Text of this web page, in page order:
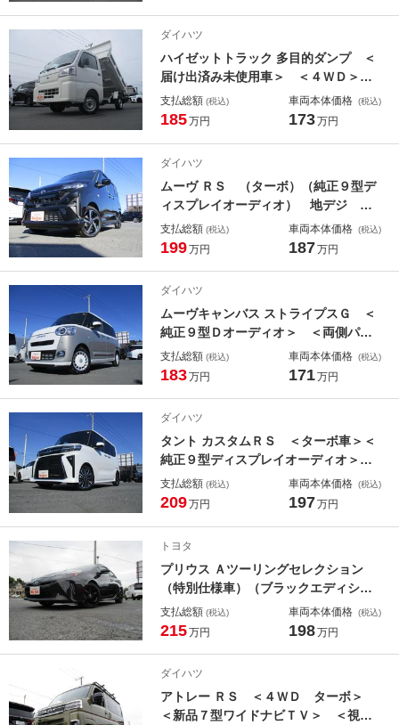
ュレーター バックモニター ＥＴＣ
ダイハツ
ハイゼットトラック 多目的ダンプ ＜
届け出済み未使用車＞ ＜４ＷＤ＞
＜多目的ダンプ＞ ＜電動式＞ スマ
ートアシスト ス－パーデフロッ
開放可 アイドリングストップ
支払総額 (税込)
185万円
車両本体価格 (税込)
173万円
ダイハツ
ムーヴ ＲＳ （ターボ）（純正９型デ
ィスプレイオーディオ） 地デジ 両
側パワースライド スマートキー Ｐ
スタート レーダークルーズ オート
アシスト
支払総額 (税込)
199万円
車両本体価格 (税込)
187万円
ダイハツ
ムーヴキャンバス ストライプスＧ ＜
純正９型Ｄオーディオ＞ ＜両側パワ
ースライド＞ アップルカープレイ
アンドロイド Ｂｌｕｅｔｏｏｔｈ
フォグ スマートアシスト
支払総額 (税込)
183万円
車両本体価格 (税込)
171万円
ダイハツ
タント カスタムＲＳ ＜ターボ車＞＜
純正９型ディスプレイオーディオ＞地
デジＴＶ Ｂカメラ 両側Ｐスライ
ド シートＨ 純正ＬＥＤライト＆フ
Ｉ スマートアシスト
支払総額 (税込)
209万円
車両本体価格 (税込)
197万円
トヨタ
プリウス Ａツーリングセレクション
（特別仕様車）（ブラックエディショ
ン） 純正８インチナビＴＶ地デジ
パノラミックビューカメラ全方位 Ｅ
ソナ ＨＵＤ ＢＳＭ リア修理有
支払総額 (税込)
215万円
車両本体価格 (税込)
198万円
ダイハツ
アトレー ＲＳ ＜４ＷＤ ターボ＞
＜新品７型ワイドナビＴＶ＞ ＜視界